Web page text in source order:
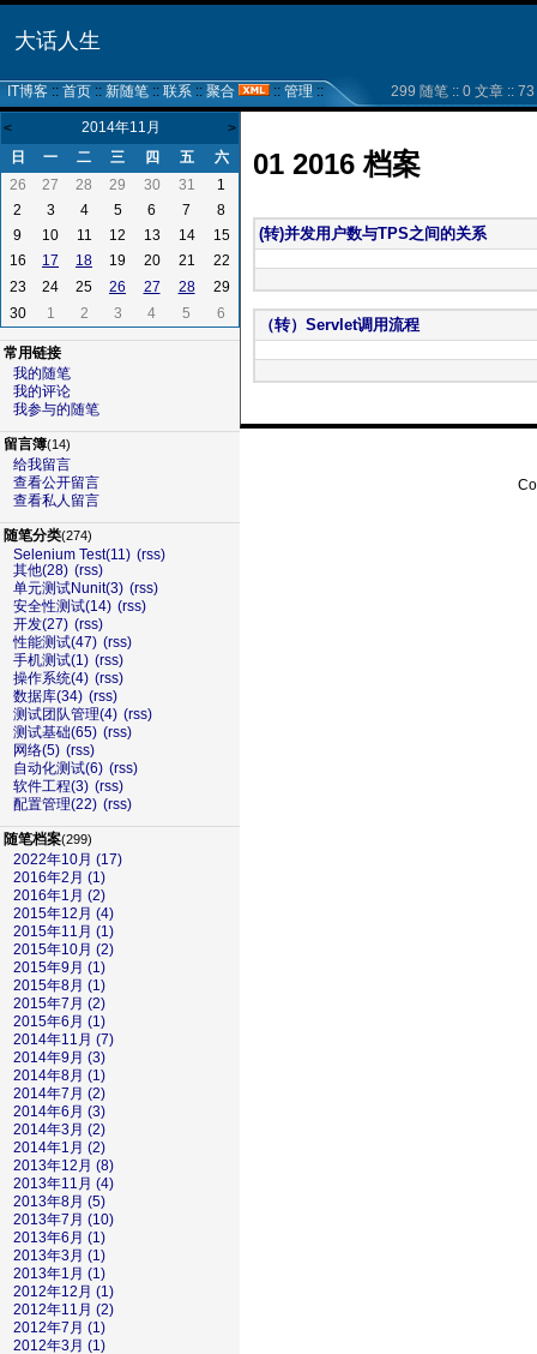
大话人生
IT博客 :: 首页 :: 新随笔 :: 联系 :: 聚合 :: 管理 :: 299 随笔 :: 0 文章 ::
< 2014年11月 >
日 一 二 三 四 五
六
26
27 28 29 30 31
1
2
3 4 5 6 7
8
9
10 11 12 13 14
15
16
17 18 19 20 21
22
23
24 25 26 27 28
29
30
1 2 3 4 5 6
常用链接
我的随笔
我的评论
我参与的随笔
留言簿(14)
给我留言
查看公开留言
查看私人留言
随笔分类(274)
Selenium Test(11) (rss)
其他(28) (rss)
单元测试Nunit(3) (rss)
安全性测试(14) (rss)
开发(27) (rss)
性能测试(47) (rss)
手机测试(1) (rss)
操作系统(4) (rss)
数据库(34) (rss)
测试团队管理(4) (rss)
测试基础(65) (rss)
网络(5) (rss)
自动化测试(6) (rss)
软件工程(3) (rss)
配置管理(22) (rss)
随笔档案(299)
2022年10月 (17)
2016年2月 (1)
2016年1月 (2)
2015年12月 (4)
2015年11月 (1)
2015年10月 (2)
2015年9月 (1)
2015年8月 (1)
2015年7月 (2)
2015年6月 (1)
2014年11月 (7)
2014年9月 (3)
2014年8月 (1)
2014年7月 (2)
2014年6月 (3)
2014年3月 (2)
2014年1月 (2)
2013年12月 (8)
2013年11月 (4)
2013年8月 (5)
2013年7月 (10)
2013年6月 (1)
2013年3月 (1)
2013年1月 (1)
2012年12月 (1)
2012年11月 (2)
2012年7月 (1)
2012年3月 (1)
01 2016 档案
(转)并发用户数与TPS之间的关系
（转）Servlet调用流程